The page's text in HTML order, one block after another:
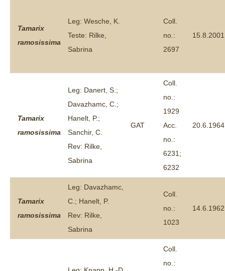
Tamarix
ramosissima
Leg: Wesche, K.
Teste: Rilke,
Sabrina
Coll.
no.:
2697
15.8.2001
Tamarix
ramosissima
Leg: Danert, S.;
Davazhamc, C.;
Hanelt, P.;
Sanchir, C.
Rev: Rilke,
Sabrina
GAT
Coll.
no.:
1929
Acc.
no.:
6231;
6232
20.6.1964
Tamarix
ramosissima
Leg: Davazhamc,
C.; Hanelt, P.
Rev: Rilke,
Sabrina
Coll.
no.:
1023
14.6.1962
Coll.
no.: